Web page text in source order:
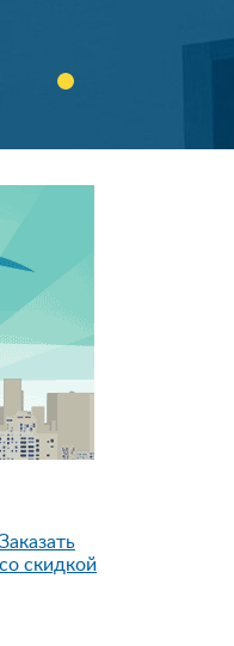
Заказать
со скидкой